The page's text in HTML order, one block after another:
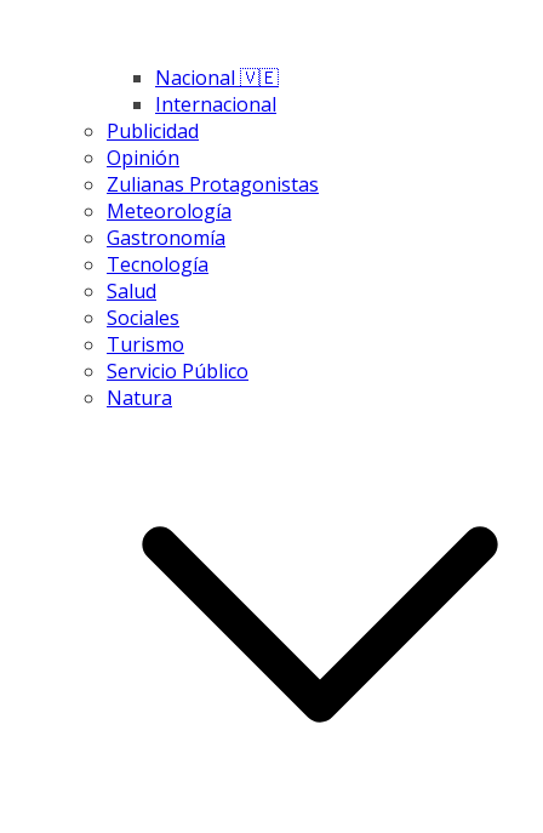
Nacional 🇻🇪
Internacional
Publicidad
Opinión
Zulianas Protagonistas
Meteorología
Gastronomía
Tecnología
Salud
Sociales
Turismo
Servicio Público
Natura